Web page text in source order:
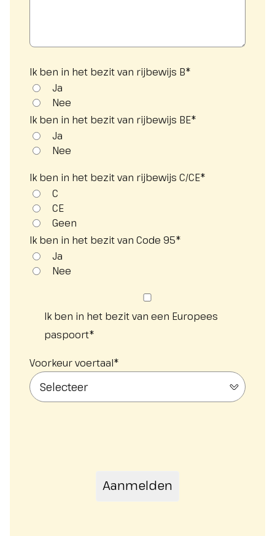
Ik ben in het bezit van rijbewijs B*
Ja
Nee
Ik ben in het bezit van rijbewijs BE*
Ja
Nee
Ik ben in het bezit van rijbewijs C/CE*
C
CE
Geen
Ik ben in het bezit van Code 95*
Ja
Nee
Ik ben in het bezit van een Europees
paspoort*
Voorkeur voertaal*